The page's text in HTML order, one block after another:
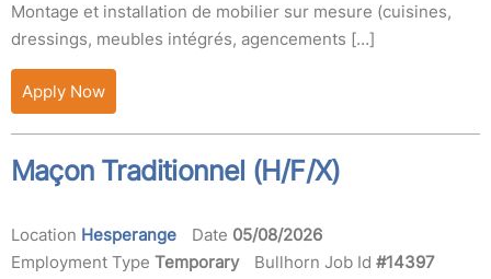
Montage et installation de mobilier sur mesure (cuisines,
dressings, meubles intégrés, agencements […]
Apply Now
Maçon Traditionnel (H/F/X)
Location Hesperange Date 05/08/2026
Employment Type Temporary Bullhorn Job Id #14397